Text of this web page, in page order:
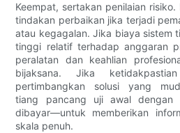
Keempat, sertakan penilaian
tindakan perbaikan jika terjadi
atau kegagalan. Jika biaya sistem
tinggi relatif terhadap anggaran
peralatan dan keahlian
bijaksana. Jika
pertimbangkan solusi yang
tiang pancang uji awal dengan
dibayar—untuk memberikan
skala penuh.